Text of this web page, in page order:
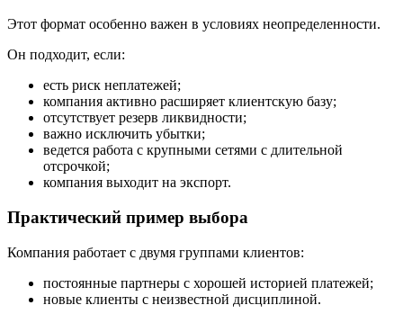
Этот формат особенно важен в условиях неопределенности.
Он подходит, если:
есть риск неплатежей;
компания активно расширяет клиентскую базу;
отсутствует резерв ликвидности;
важно исключить убытки;
ведется работа с крупными сетями с длительной
отсрочкой;
компания выходит на экспорт.
Практический пример выбора
Компания работает с двумя группами клиентов:
постоянные партнеры с хорошей историей платежей;
новые клиенты с неизвестной дисциплиной.